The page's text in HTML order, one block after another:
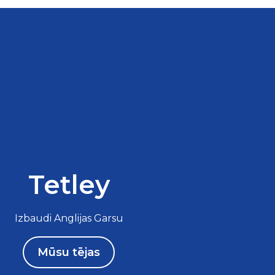
Tetley
Izbaudi Anglijas Garsu
Mūsu tējas